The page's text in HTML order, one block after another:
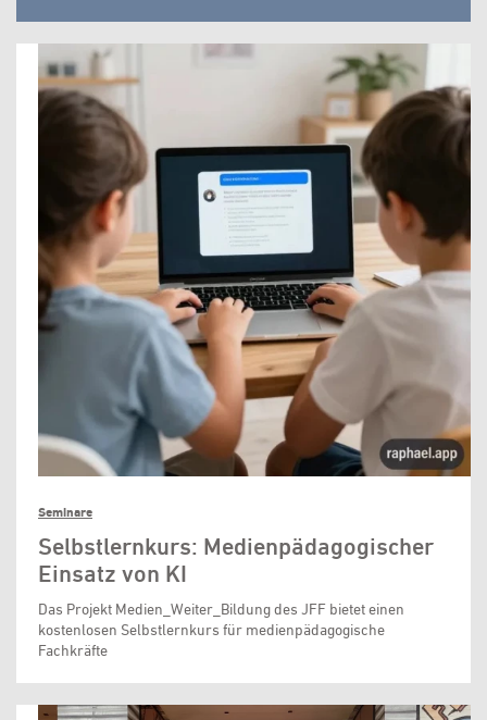
Seminare
Selbstlernkurs: Medienpädagogischer
Einsatz von KI
Das Projekt Medien_Weiter_Bildung des JFF bietet einen
kostenlosen Selbstlernkurs für medienpädagogische
Fachkräfte